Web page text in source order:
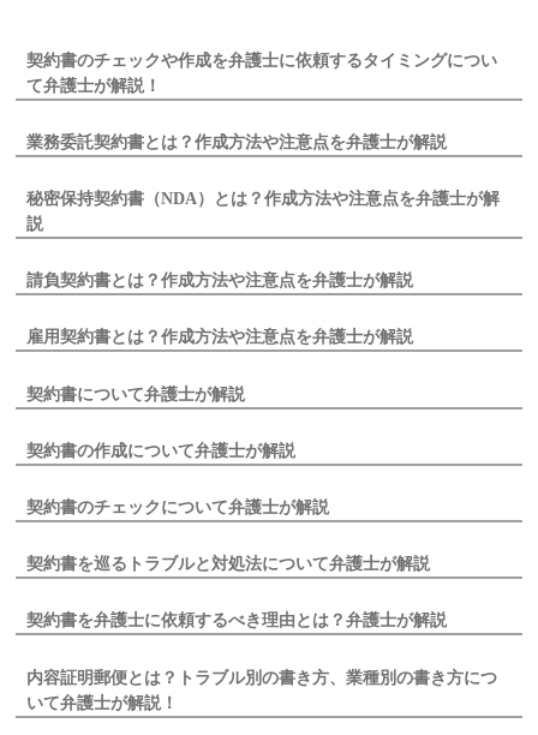
契約書のチェックや作成を弁護士に依頼するタイミングについ
て弁護士が解説！
業務委託契約書とは？作成方法や注意点を弁護士が解説
秘密保持契約書（NDA）とは？作成方法や注意点を弁護士が解
説
請負契約書とは？作成方法や注意点を弁護士が解説
雇用契約書とは？作成方法や注意点を弁護士が解説
契約書について弁護士が解説
契約書の作成について弁護士が解説
契約書のチェックについて弁護士が解説
契約書を巡るトラブルと対処法について弁護士が解説
契約書を弁護士に依頼するべき理由とは？弁護士が解説
内容証明郵便とは？トラブル別の書き方、業種別の書き方につ
いて弁護士が解説！